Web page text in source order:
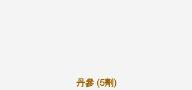
丹參 (5劑)